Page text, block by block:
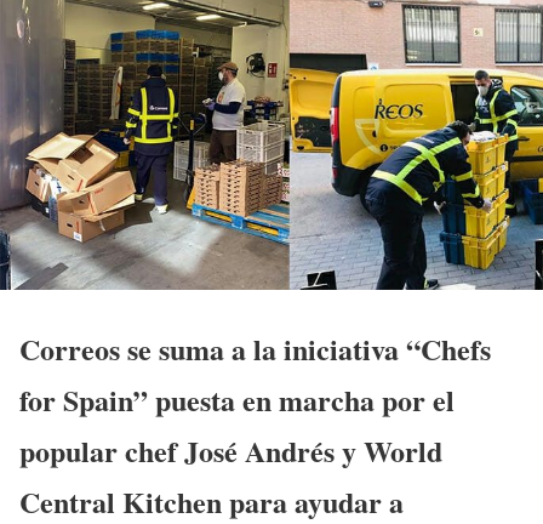
Correos se suma a la iniciativa “Chefs
for Spain” puesta en marcha por el
popular chef José Andrés y World
Central Kitchen para ayudar a